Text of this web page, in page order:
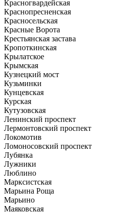
Красногвардейская
Краснопресненская
Красносельская
Красные Ворота
Крестьянская застава
Кропоткинская
Крылатское
Крымская
Кузнецкий мост
Кузьминки
Кунцевская
Курская
Кутузовская
Ленинский проспект
Лермонтовский проспект
Локомотив
Ломоносовский проспект
Лубянка
Лужники
Люблино
Марксистская
Марьина Роща
Марьино
Маяковская